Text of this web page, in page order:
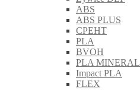
ABS
ABS PLUS
CPEHT
PLA
BVOH
PLA MINERAL
Impact PLA
FLEX